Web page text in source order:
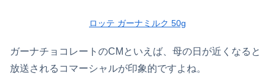
ロッテ ガーナミルク 50g
ガーナチョコレートのCMといえば、母の日が近くなると
放送されるコマーシャルが印象的ですよね。